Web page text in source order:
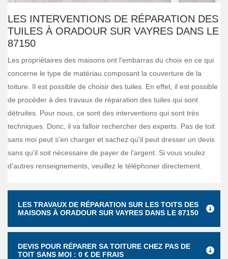
LES INTERVENTIONS DE RÉPARATION DES
TUILES À ORADOUR SUR VAYRES DANS LE
87150
Les propriétaires des maisons ont l'embarras du choix en ce qui
concerne le type de matériau composant la couverture de la
toiture. Il est possible de choisir des tuiles. En effet, il est possible
de procéder à des travaux de réparation des tuiles qui sont
détruites. Pour nous, ce sont des interventions qui sont très
techniques. Donc, il va falloir rechercher des experts. Pas de toit
sans moi peut s'en charger et sachez qu'il peut dresser un devis
sans qu'il soit nécessaire de payer de l'argent. Si vous voulez
d'autres renseignements, veuillez le téléphoner directement.
LES TRAVAUX DE RÉPARATION SUR LES TOITS DES
MAISONS À ORADOUR SUR VAYRES DANS LE 87150
DEVIS POUR RÉPARER SA TOITURE CHEZ PAS DE
TOIT SANS MOI : 0 € DE FRAIS